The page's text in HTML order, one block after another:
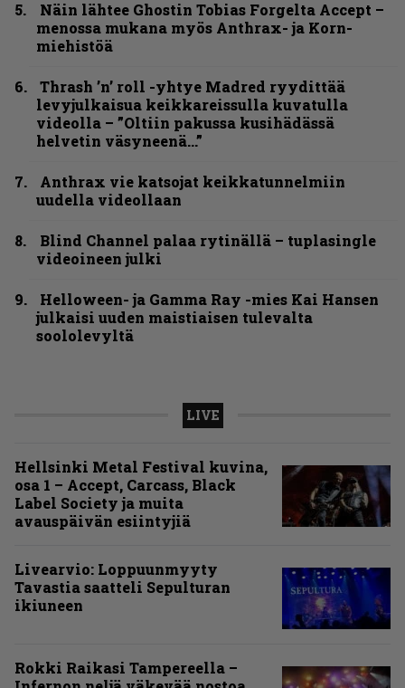
Näin lähtee Ghostin Tobias Forgelta Accept –
menossa mukana myös Anthrax- ja Korn-
miehistöä
Thrash ’n’ roll -yhtye Madred ryydittää
levyjulkaisua keikkareissulla kuvatulla
videolla – ”Oltiin pakussa kusihädässä
helvetin väsyneenä…”
Anthrax vie katsojat keikkatunnelmiin
uudella videollaan
Blind Channel palaa rytinällä – tuplasingle
videoineen julki
Helloween- ja Gamma Ray -mies Kai Hansen
julkaisi uuden maistiaisen tulevalta
soololevyltä
LIVE
Hellsinki Metal Festival kuvina,
osa 1 – Accept, Carcass, Black
Label Society ja muita
avauspäivän esiintyjiä
Livearvio: Loppuunmyyty
Tavastia saatteli Sepulturan
ikiuneen
Rokki Raikasi Tampereella –